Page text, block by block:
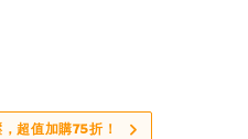
超值加購75折！